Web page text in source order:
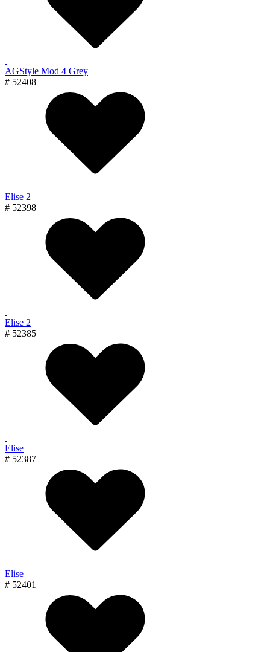
AGStyle Mod 4 Grey
# 52408
Elise 2
# 52398
Elise 2
# 52385
Elise
# 52387
Elise
# 52401